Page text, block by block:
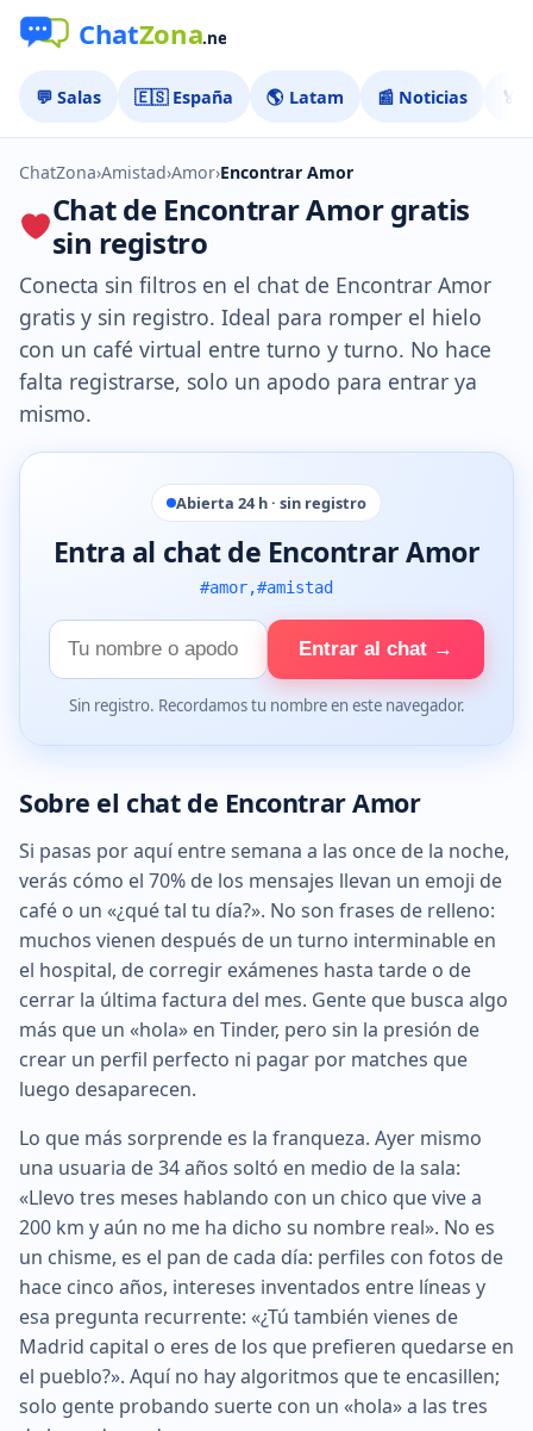
💬 Salas 🇪🇸 España 🌎 Latam 📰 Noticias 🏅
ChatZona›Amistad›Amor›Encontrar Amor
Chat de Encontrar Amor gratis
sin registro
Conecta sin filtros en el chat de Encontrar Amor
gratis y sin registro. Ideal para romper el hielo
con un café virtual entre turno y turno. No hace
falta registrarse, solo un apodo para entrar ya
mismo.
Abierta 24 h · sin registro
Entra al chat de Encontrar Amor
#amor,#amistad
Tu
nombre
Entrar al chat →
Sin registro. Recordamos tu nombre en este navegador.
Sobre el chat de Encontrar Amor
Si pasas por aquí entre semana a las once de la noche,
verás cómo el 70% de los mensajes llevan un emoji de
café o un «¿qué tal tu día?». No son frases de relleno:
muchos vienen después de un turno interminable en
el hospital, de corregir exámenes hasta tarde o de
cerrar la última factura del mes. Gente que busca algo
más que un «hola» en Tinder, pero sin la presión de
crear un perfil perfecto ni pagar por matches que
luego desaparecen.
Lo que más sorprende es la franqueza. Ayer mismo
una usuaria de 34 años soltó en medio de la sala:
«Llevo tres meses hablando con un chico que vive a
200 km y aún no me ha dicho su nombre real». No es
un chisme, es el pan de cada día: perfiles con fotos de
hace cinco años, intereses inventados entre líneas y
esa pregunta recurrente: «¿Tú también vienes de
Madrid capital o eres de los que prefieren quedarse en
el pueblo?». Aquí no hay algoritmos que te encasillen;
solo gente probando suerte con un «hola» a las tres